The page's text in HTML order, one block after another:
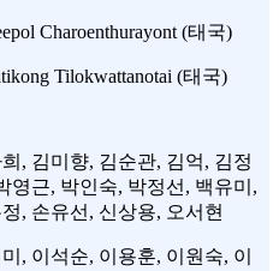
Charoenthurayont (태국)
Tilokwattanotai (태국)
, 김미향, 김순관, 김억, 김정
영근, 박인숙, 박정선, 백유미,
, 손유선, 신상용, 오서현
, 이석순, 이용훈, 이원숙, 이